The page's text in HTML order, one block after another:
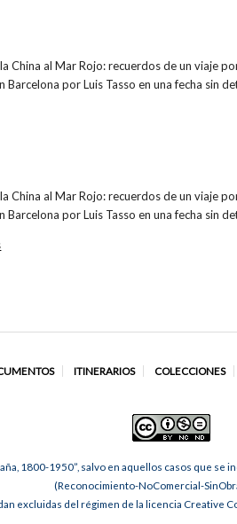
China al Mar Rojo: recuerdos de un viaje
Barcelona por Luis Tasso en una fecha sin
China al Mar Rojo: recuerdos de un viaje
Barcelona por Luis Tasso en una fecha sin
ITINERARIOS COLECCIONES
1800-1950”, salvo en aquellos casos que se
(Reconocimiento-NoComercial-
excluidas del régimen de la licencia Creative